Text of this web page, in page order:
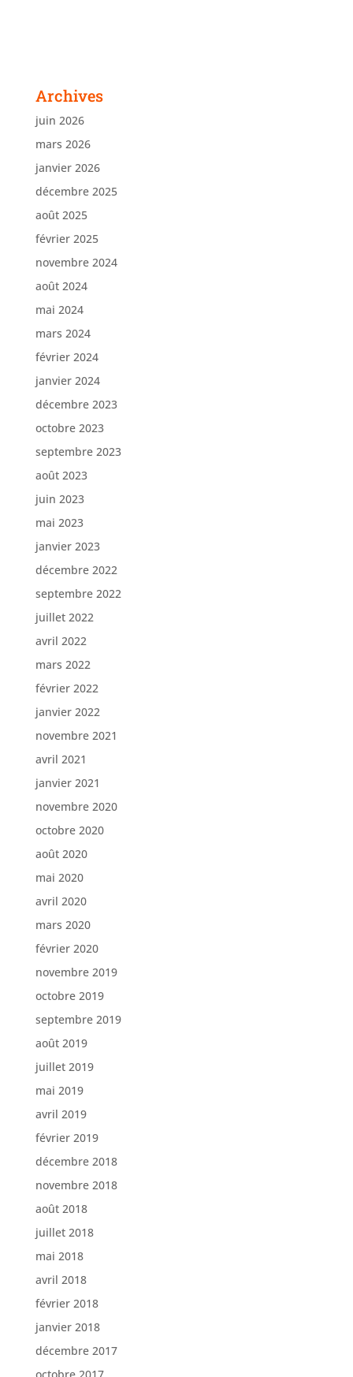
Archives
juin 2026
mars 2026
janvier 2026
décembre 2025
août 2025
février 2025
novembre 2024
août 2024
mai 2024
mars 2024
février 2024
janvier 2024
décembre 2023
octobre 2023
septembre 2023
août 2023
juin 2023
mai 2023
janvier 2023
décembre 2022
septembre 2022
juillet 2022
avril 2022
mars 2022
février 2022
janvier 2022
novembre 2021
avril 2021
janvier 2021
novembre 2020
octobre 2020
août 2020
mai 2020
avril 2020
mars 2020
février 2020
novembre 2019
octobre 2019
septembre 2019
août 2019
juillet 2019
mai 2019
avril 2019
février 2019
décembre 2018
novembre 2018
août 2018
juillet 2018
mai 2018
avril 2018
février 2018
janvier 2018
décembre 2017